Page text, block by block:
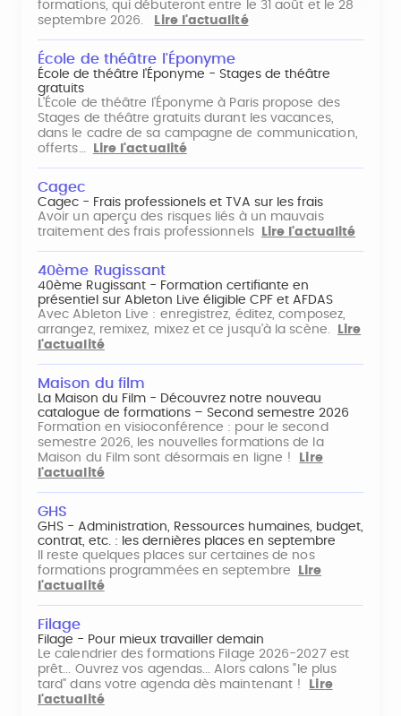
formations, qui débuteront entre le 31 août et le 28
septembre 2026.
Lire l'actualité
École de théâtre l'Éponyme
École de théâtre l'Éponyme - Stages de théâtre
gratuits
L'École de théâtre l'Éponyme à Paris propose des
Stages de théâtre gratuits durant les vacances,
dans le cadre de sa campagne de communication,
offerts…
Lire l'actualité
Cagec
Cagec - Frais professionels et TVA sur les frais
Avoir un aperçu des risques liés à un mauvais
traitement des frais professionnels
Lire l'actualité
40ème Rugissant
40ème Rugissant - Formation certifiante en
présentiel sur Ableton Live éligible CPF et AFDAS
Avec Ableton Live : enregistrez, éditez, composez,
arrangez, remixez, mixez et ce jusqu'à la scène.
Lire
l'actualité
Maison du film
La Maison du Film - Découvrez notre nouveau
catalogue de formations – Second semestre 2026
Formation en visioconférence : pour le second
semestre 2026, les nouvelles formations de la
Maison du Film sont désormais en ligne !
Lire
l'actualité
GHS
GHS - Administration, Ressources humaines, budget,
contrat, etc. : les dernières places en septembre
Il reste quelques places sur certaines de nos
formations programmées en septembre
Lire
l'actualité
Filage
Filage - Pour mieux travailler demain
Le calendrier des formations Filage 2026-2027 est
prêt... Ouvrez vos agendas... Alors calons "le plus
tard" dans votre agenda dès maintenant !
Lire
l'actualité